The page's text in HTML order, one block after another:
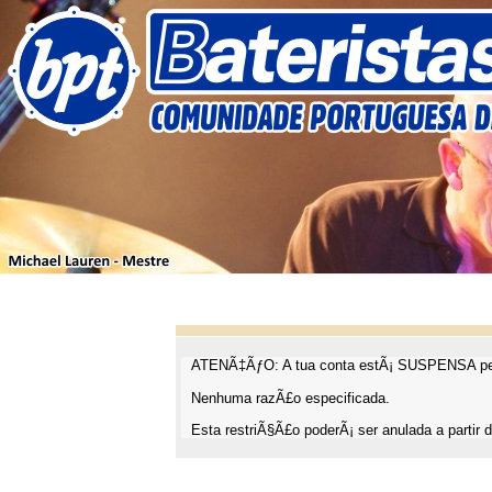
ATENÃ‡ÃƒO: A tua conta estÃ¡ SUSPENSA
Nenhuma razÃ£o especificada.
Esta restriÃ§Ã£o poderÃ¡ ser anulada a partir